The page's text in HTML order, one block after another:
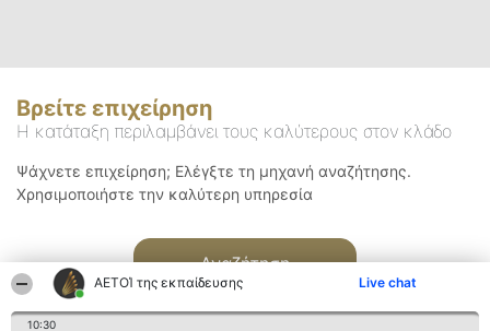
ΑΕΤΟΊ της εκπαίδευσης Live chat
10:30
Βρείτε επιχείρηση
Η κατάταξη περιλαμβάνει τους καλύτερους στον κλάδο
Ψάχνετε επιχείρηση; Ελέγξτε τη μηχανή αναζήτησης.
Χρησιμοποιήστε την καλύτερη υπηρεσία
Αναζήτηση